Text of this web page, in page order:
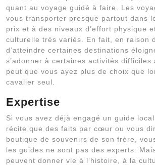
quant au voyage guidé à faire. Les
vous transporter presque partout dans
prix et à des niveaux d’effort physique
culturelle très variés. En fait, en raison
d’atteindre certaines destinations
s’adonner à certaines activités difficiles
peut que vous ayez plus de choix que
cavalier seul.
Expertise
Si vous avez déjà engagé un guide
récite que des faits par cœur ou vous
boutique de souvenirs de son frère,
les guides ne sont pas des experts.
peuvent donner vie à l’histoire, à la